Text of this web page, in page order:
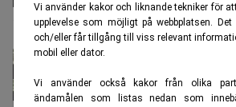
Vi använder kakor och liknande tekniker för
upplevelse som möjligt på webbplatsen.
och/eller får tillgång till viss relevant
mobil eller dator.
Vi använder också kakor från olika
ändamålen som listas nedan som
"Finanskrisen banade väg för